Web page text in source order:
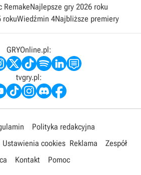
RemakeNajlepsze gry 2026 roku
rokuWiedźmin 4Najbliższe premiery
GRYOnline.pl:
tvgry.pl:
Polityka redakcyjna
Ustawienia cookies Reklama
Zespół
Kontakt Pomoc